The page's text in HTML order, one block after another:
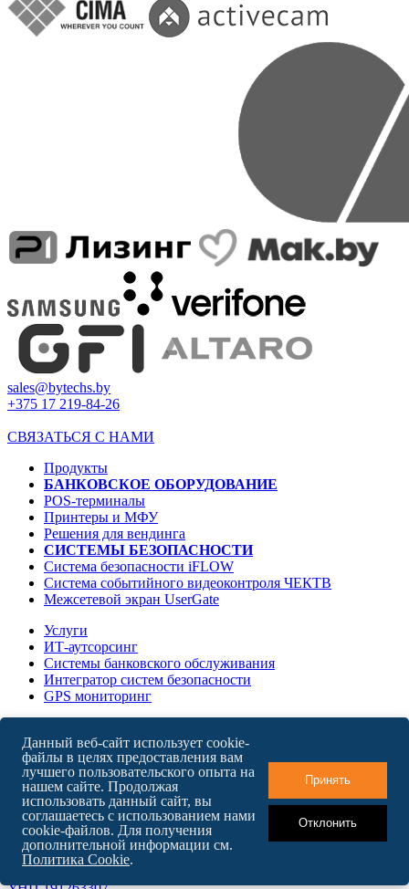
sales@bytechs.by
+375 17 219-84-26
СВЯЗАТЬСЯ С НАМИ
Продукты
БАНКОВСКОЕ ОБОРУДОВАНИЕ
POS-терминалы
Принтеры и МФУ
Решения для вендинга
СИСТЕМЫ БЕЗОПАСНОСТИ
Система безопасности iFLOW
Система событийного видеоконтроля ЧЕКТВ
Межсетевой экран UserGate
Услуги
ИТ-аутсорсинг
Системы банковского обслуживания
Интегратор систем безопасности
GPS мониторинг
Карьера в БайТех
Новости
Контакты
English version
Карта сайта
ООО "БайТехСервис"
Данный веб-сайт использует cookie-
файлы в целях предоставления вам
лучшего пользовательского опыта на
нашем сайте. Продолжая
использовать данный сайт, вы
соглашаетесь с использованием нами
cookie-файлов. Для получения
дополнительной информации см.
Политика Cookie.
Принять
Отклонить